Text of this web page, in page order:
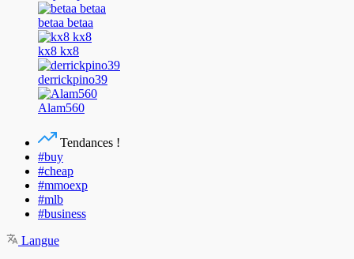
betaa betaa
kx8 kx8
derrickpino39
Alam560
Tendances !
#buy
#cheap
#mmoexp
#mlb
#business
Langue